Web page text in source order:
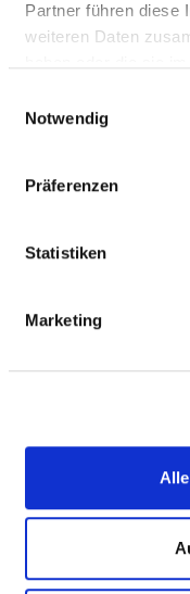
Partner führen diese
weiteren Daten
Notwendig
Präferenzen
Statistiken
Marketing
POLIKLINIK
Ärztliches
Manuelle Medizin
Neurochirurgie
und spezielle
Medizinische